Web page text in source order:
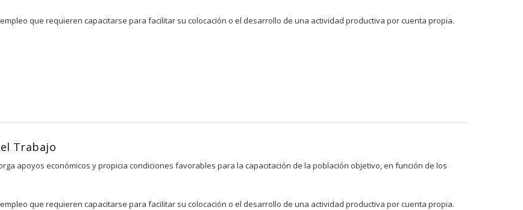
que requieren capacitarse para facilitar su colocación o el desarrollo de una actividad productiva por cuenta propia.
Trabajo
apoyos económicos y propicia condiciones favorables para la capacitación de la población objetivo, en función de los
que requieren capacitarse para facilitar su colocación o el desarrollo de una actividad productiva por cuenta propia.